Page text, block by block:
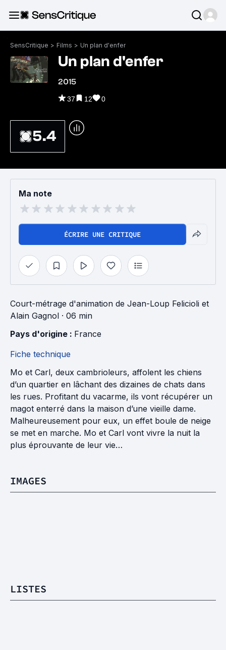
SensCritique > Films > Un plan d'enfer
Un plan d'enfer
2015
37 12 0
5.4
Ma note
ÉCRIRE UNE CRITIQUE
Court-métrage d'animation de Jean-Loup Felicioli et
Alain Gagnol · 06 min
Pays d'origine : France
Fiche technique
Mo et Carl, deux cambrioleurs, affolent les chiens
d’un quartier en lâchant des dizaines de chats dans
les rues. Profitant du vacarme, ils vont récupérer un
magot enterré dans la maison d’une vieille dame.
Malheureusement pour eux, un effet boule de neige
se met en marche. Mo et Carl vont vivre la nuit la
plus éprouvante de leur vie…
IMAGES
LISTES